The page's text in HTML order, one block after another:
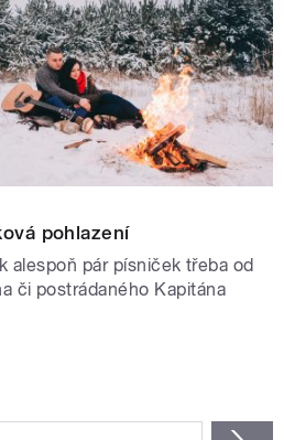
pohlazení
alespoň pár písniček třeba od
či postrádaného Kapitána